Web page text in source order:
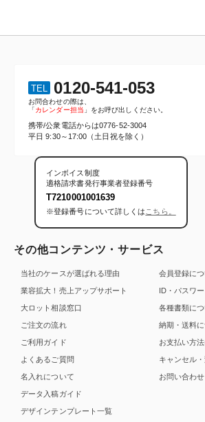
TEL 0120-541-053
お問合わせの際は、
「 カレンダー担当 」をお呼び出しください。
携帯/公衆電話からは0776-52-3004
平日 9:30～17:00（土日祝を除く）
インボイス制度
適格請求書発行事業者登録番号
T7210001001639
※登録番号について詳しくは こちら。
その他コンテンツ・サービス
当社のケースが選ばれる理由
業容拡大！売上アップサポート
大ロット相談窓口
ご注文の流れ
ご利用ガイド
よくあるご質問
名入れについて
データ入稿ガイド
デザインテンプレート一覧
会員登録に
ID・パスワ
各種書類に
納期・送料
お支払い方
キャンセル
お問い合わせ